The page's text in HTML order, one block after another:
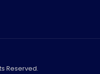
Reserved.